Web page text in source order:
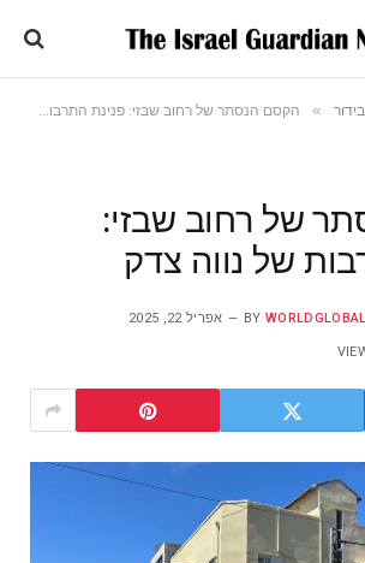
בידור » הקסם הנסתר של רחוב שבזי: פנינת התרבות של נווה צדק
של רחוב שבזי:
של נווה צדק
BY אפריל 22, 2025